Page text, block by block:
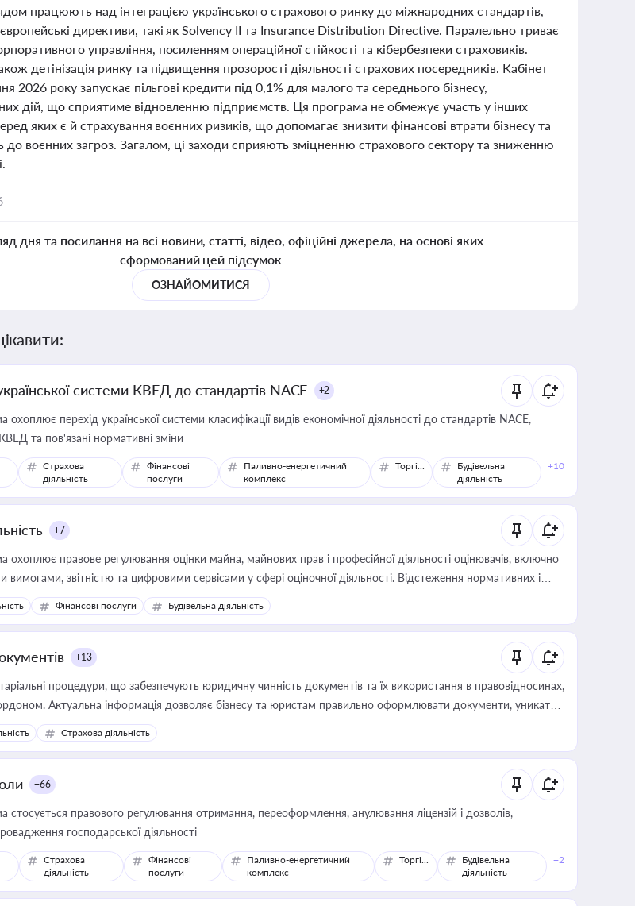
працюють над інтеграцією українського страхового ринку до міжнародних стандартів,
директиви, такі як Solvency II та Insurance Distribution Directive. Паралельно триває
управління, посиленням операційної стійкості та кібербезпеки страховиків.
детінізація ринку та підвищення прозорості діяльності страхових посередників. Кабінет
2026 року запускає пільгові кредити під 0,1% для малого та середнього бізнесу,
дій, що сприятиме відновленню підприємств. Ця програма не обмежує участь у інших
яких є й страхування воєнних ризиків, що допомагає знизити фінансові втрати бізнесу та
до воєнних загроз. Загалом, ці заходи сприяють зміцненню страхового сектору та зниженню
дня та посилання на всі новини, статті, відео, офіційні джерела, на основі яких
сформований цей підсумок
ОЗНАЙОМИТИСЯ
системи КВЕД до стандартів NACE +2
охоплює перехід української системи класифікації видів економічної діяльності до стандартів NACE,
та пов'язані нормативні зміни
Страхова
діяльність
Фінансові
послуги
Паливно-енергетичний
комплекс
Торгівля
Будівельна
діяльність
+10
+7
охоплює правове регулювання оцінки майна, майнових прав і професійної діяльності оцінювачів, включно
вимогами, звітністю та цифровими сервісами у сфері оціночної діяльності. Відстеження нормативних і
сфері корисне для власника бізнесу, керівника, юриста або бухгалтера під час оподаткування,
державного майна, корпоративних угод і перевірки статусу суб'єктів оціночної діяльності
Фінансові послуги Будівельна діяльність
+13
процедури, що забезпечують юридичну чинність документів та їх використання в правовідносинах,
Актуальна інформація дозволяє бізнесу та юристам правильно оформлювати документи, уникати
та забезпечувати їх належне прийняття органами влади та контрагентами
Страхова діяльність
+66
стосується правового регулювання отримання, переоформлення, анулювання ліцензій і дозволів,
господарської діяльності
Страхова
діяльність
Фінансові
послуги
Паливно-енергетичний
комплекс
Торгівля
Будівельна
діяльність
+2